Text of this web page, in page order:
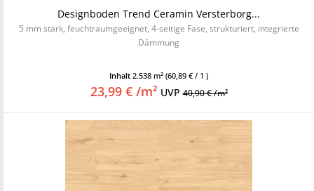
Designboden Trend Ceramin Versterborg...
5 mm stark, feuchtraumgeeignet, 4-seitige Fase, strukturiert, integrierte
Dämmung
Inhalt 2.538 m² (60,89 € / 1 )
23,99 € /m² UVP40,90 € /m²